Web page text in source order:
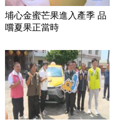
埔心金蜜芒果進入產季 品
嚐夏果正當時